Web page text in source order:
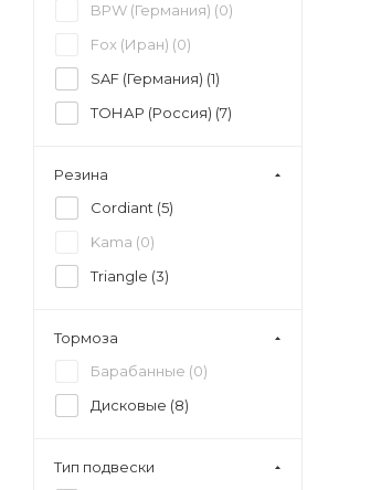
BPW (Германия) (0)
Fox (Иран) (0)
SAF (Германия) (1)
ТОНАР (Россия) (7)
Резина
Cordiant (5)
Kama (0)
Triangle (3)
Тормоза
Барабанные (0)
Дисковые (8)
Тип подвески